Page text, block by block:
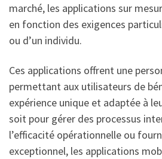
marché, les applications sur
en fonction des exigences
ou d’un individu.
Ces applications offrent une
permettant aux utilisateurs de
expérience unique et adaptée à
soit pour gérer des processus
l’efficacité opérationnelle ou
exceptionnel, les applications